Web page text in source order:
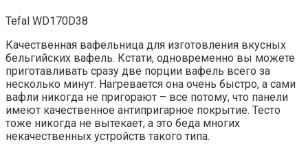
Tefal WD170D38
Качественная вафельница для изготовления вкусных
бельгийских вафель. Кстати, одновременно вы можете
приготавливать сразу две порции вафель всего за
несколько минут. Нагревается она очень быстро, а сами
вафли никогда не пригорают – все потому, что панели
имеют качественное антипригарное покрытие. Тесто
тоже никогда не вытекает, а это беда многих
некачественных устройств такого типа.